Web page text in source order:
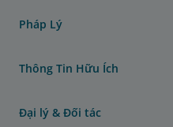
Pháp Lý
Thông Tin Hữu Ích
Đại lý & Đối tác